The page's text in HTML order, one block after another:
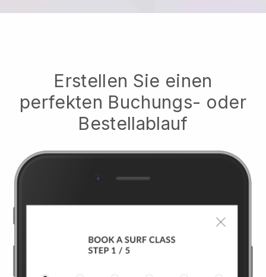
Erstellen Sie einen
perfekten Buchungs- oder
Bestellablauf